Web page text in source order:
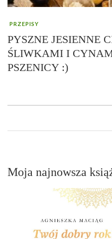
PRZEPISY
PYSZNE JESIENNE
ŚLIWKAMI I
PSZENICY :)
Moja najnowsza